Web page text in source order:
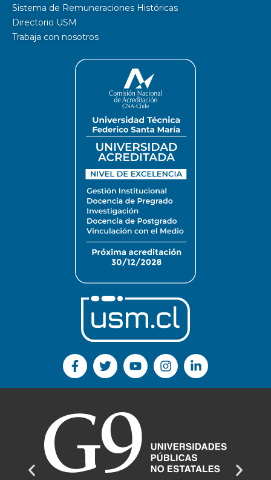
Sistema de Remuneraciones Históricas
Directorio USM
Trabaja con nosotros